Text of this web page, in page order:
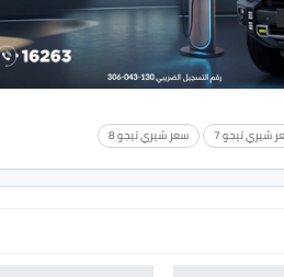
شيري تيجو 7 سعر شيري تيجو 8